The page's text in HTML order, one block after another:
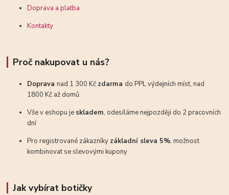
Doprava a platba
Kontakty
Proč nakupovat u nás?
Dopravanad 1 300 Kč zdarma do PPL výdejních míst, nad
1800 Kč až domů
Vše v eshopu je skladem, odesíláme nejpozději do 2 pracovních
dní
Pro registrované zákazníky základní sleva 5%, možnost
kombinovat se slevovými kupony
Jak vybírat botičky